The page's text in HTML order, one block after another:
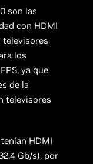
son las
con HDMI
televisores
los
ya que
de la
televisores
HDMI
Gb/s), por